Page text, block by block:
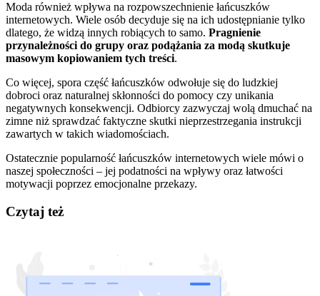
Moda również wpływa na rozpowszechnienie łańcuszków
internetowych. Wiele osób decyduje się na ich udostępnianie tylko
dlatego, że widzą innych robiących to samo. Pragnienie
przynależności do grupy oraz podążania za modą skutkuje
masowym kopiowaniem tych treści.
Co więcej, spora część łańcuszków odwołuje się do ludzkiej
dobroci oraz naturalnej skłonności do pomocy czy unikania
negatywnych konsekwencji. Odbiorcy zazwyczaj wolą dmuchać na
zimne niż sprawdzać faktyczne skutki nieprzestrzegania instrukcji
zawartych w takich wiadomościach.
Ostatecznie popularność łańcuszków internetowych wiele mówi o
naszej społeczności – jej podatności na wpływy oraz łatwości
motywacji poprzez emocjonalne przekazy.
Czytaj też